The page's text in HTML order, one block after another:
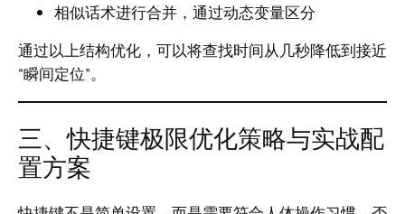
相似话术进行合并，通过动态变量区分
通过以上结构优化，可以将查找时间从几秒降低到接近
“瞬间定位”。
三、快捷键极限优化策略与实战配
置方案